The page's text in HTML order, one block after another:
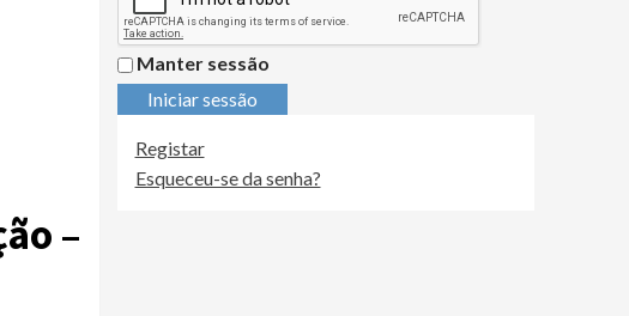
–
Manter sessão
Iniciar sessão
Registar
Esqueceu-se da senha?